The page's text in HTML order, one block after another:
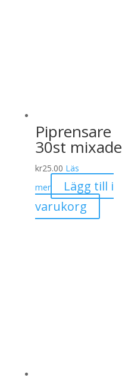
Piprensare
30st mixade
kr25.00 Läs
mer
Lägg till i
varukorg